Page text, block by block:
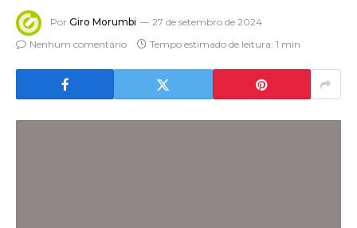
Por Giro Morumbi
27 de setembro de 2024
Nenhum comentário
Tempo estimado de leitura: 1 min